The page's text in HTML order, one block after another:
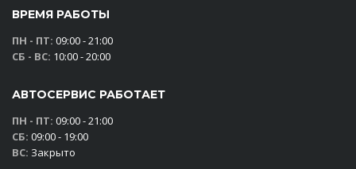
ВРЕМЯ РАБОТЫ
ПН - ПТ: 09:00 - 21:00
СБ - ВС: 10:00 - 20:00
АВТОСЕРВИС РАБОТАЕТ
ПН - ПТ: 09:00 - 21:00
СБ: 09:00 - 19:00
ВС: Закрыто